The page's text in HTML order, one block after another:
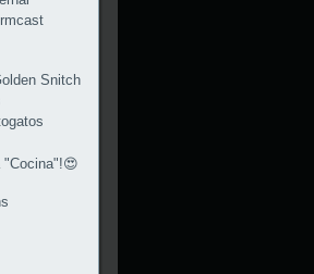
Snitch
"Cocina"!😍